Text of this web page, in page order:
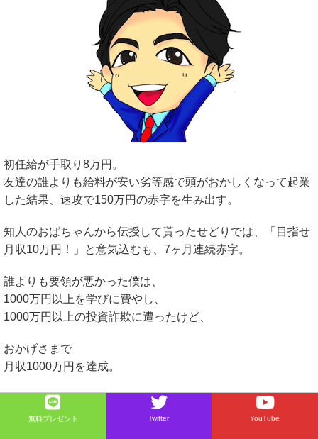
初任給が手取り8万円。
友達の誰よりも給料が安い劣等感で頭がおかしくなって起業
した結果、速攻で150万円の赤字を生み出す。
知人のおばちゃんから伝授して貰ったせどりでは、「目指せ
月収10万円！」と意気込むも、7ヶ月連続赤字。
誰よりも要領が悪かった僕は、
1000万円以上を学びに費やし、
1000万円以上の投資詐欺に遭ったけど、
おかげさまで
月収1000万円を達成。
たくさんの人から学び、たくさんの人に支えられて人生を変
える事ができた『恩返し』として、魂込めてブログで情報提
無料プレゼント Twitter YouTube